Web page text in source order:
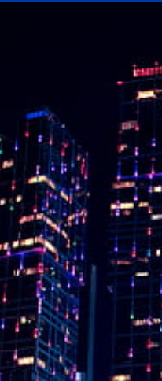
Facebook
Instagram
Twitter
Telegram
Help &
Support
Contact